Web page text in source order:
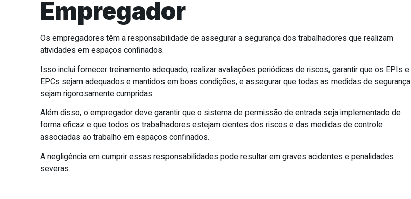
Empregador
Os empregadores têm a responsabilidade de assegurar a segurança dos trabalhadores que realizam
atividades em espaços confinados.
Isso inclui fornecer treinamento adequado, realizar avaliações periódicas de riscos, garantir que os EPIs e
EPCs sejam adequados e mantidos em boas condições, e assegurar que todas as medidas de segurança
sejam rigorosamente cumpridas.
Além disso, o empregador deve garantir que o sistema de permissão de entrada seja implementado de
forma eficaz e que todos os trabalhadores estejam cientes dos riscos e das medidas de controle
associadas ao trabalho em espaços confinados.
A negligência em cumprir essas responsabilidades pode resultar em graves acidentes e penalidades
severas.